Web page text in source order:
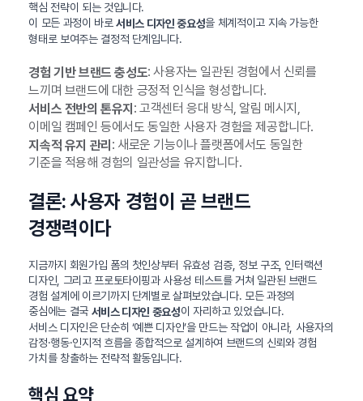
핵심 전략이 되는 것입니다.
이 모든 과정이 바로서비스 디자인 중요성을 체계적이고 지속 가능한
형태로 보여주는 결정적 단계입니다.
경험 기반 브랜드 충성도: 사용자는 일관된 경험에서 신뢰를
느끼며 브랜드에 대한 긍정적 인식을 형성합니다.
서비스 전반의 톤유지 : 고객센터 응대 방식, 알림 메시지,
이메일 캠페인 등에서도 동일한 사용자 경험을 제공합니다.
지속적 유지 관리 : 새로운 기능이나 플랫폼에서도 동일한
기준을 적용해 경험의 일관성을 유지합니다.
결론: 사용자 경험이 곧 브랜드
경쟁력이다
지금까지 회원가입 폼의 첫인상부터 유효성 검증, 정보 구조, 인터랙션
디자인, 그리고 프로토타이핑과 사용성 테스트를 거쳐 일관된 브랜드
경험 설계에 이르기까지 단계별로 살펴보았습니다. 모든 과정의
중심에는 결국 서비스 디자인 중요성이 자리하고 있었습니다.
서비스 디자인은 단순히 ‘예쁜 디자인’을 만드는 작업이 아니라, 사용자의
감정·행동·인지적 흐름을 종합적으로 설계하여 브랜드의 신뢰와 경험
가치를 창출하는 전략적 활동입니다.
핵심 요약